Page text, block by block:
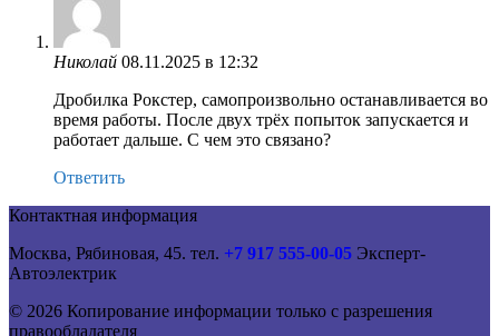
Николай 08.11.2025 в 12:32
Дробилка Рокстер, самопроизвольно останавливается во
время работы. После двух трёх попыток запускается и
работает дальше. С чем это связано?
Ответить
Контактная информация
Москва, Рябиновая, 45. тел. +7 917 555-00-05 Эксперт-
Автоэлектрик
© 2026 Копирование информации только с разрешения
правообладателя